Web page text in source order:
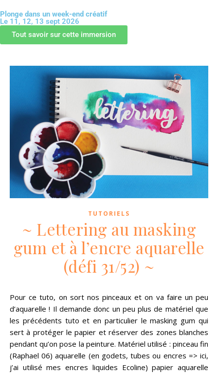
TUTORIELS
~ Lettering au masking
gum et à l’encre aquarelle
(défi 31/52) ~
Pour ce tuto, on sort nos pinceaux et on va faire un peu
d’aquarelle ! Il demande donc un peu plus de matériel que
les précédents tuto et en particulier le masking gum qui
sert à protéger le papier et réserver des zones blanches
pendant qu’on pose la peinture. Matériel utilisé : pinceau fin
(Raphael 06) aquarelle (en godets, tubes ou encres => ici,
j’ai utilisé mes encres liquides Ecoline) papier aquarelle
Plonge dans un week-end créatif
Le 11, 12, 13 sept 2026
Tout savoir sur cette immersion